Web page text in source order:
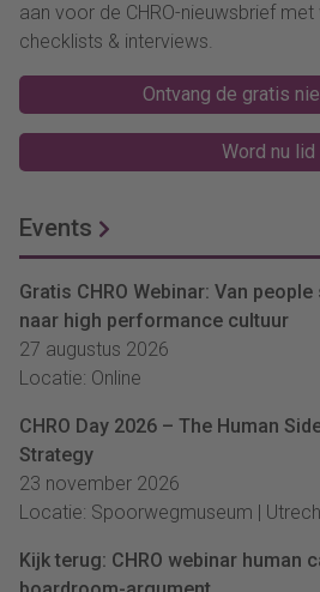
aan voor de CHRO-nieuwsbrief
checklists & interviews.
Ontvang de gratis
Word nu lid
Events
Gratis CHRO Webinar: Van
naar high performance cultuur
27 augustus 2026
Locatie: Online
CHRO Day 2026 – The Human
Strategy
23 november 2026
Locatie: Spoorwegmuseum |
Kijk terug: CHRO webinar human